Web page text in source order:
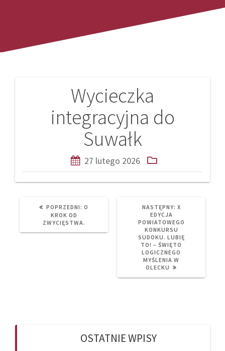
Wycieczka
integracyjna do
Suwałk
27 lutego 2026
Nawigacja
wpisu
POPRZEDNI: PREVIOUS
O
KROK OD
ZWYCIĘSTWA.
NASTĘPNY: NEXT
X
EDYCJA
POWIATOWEGO
KONKURSU
SUDOKU. LUBIĘ
TO! – ŚWIĘTO
LOGICZNEGO
MYŚLENIA W
OLECKU
OSTATNIE WPISY